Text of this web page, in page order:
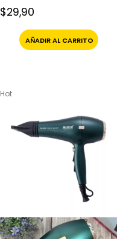
$29,90
AÑADIR AL CARRITO
Hot